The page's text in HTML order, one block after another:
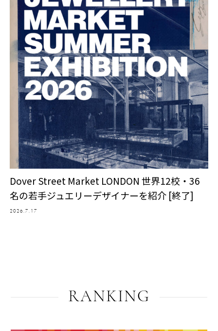
Dover Street Market LONDON 世界12校・36
名の若手ジュエリーデザイナーを紹介 [終了]
2026.7.17
RANKING